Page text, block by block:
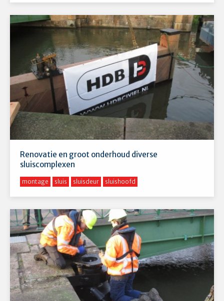
Renovatie en groot onderhoud diverse
sluiscomplexen
montage sluis sluisdeur sluishoofd